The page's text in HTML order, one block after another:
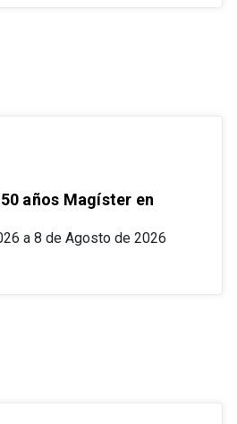
años Magíster en
a 8 de Agosto de 2026